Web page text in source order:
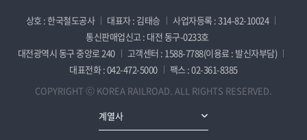
상호 : 한국철도공사 대표자 : 김태승
사업자등록 : 314-82-10024
통신판매업신고 : 대전 동구-0233호
대전광역시 동구 중앙로 240
고객센터 : 1588-7788(이용료 : 발신자부담)
대표전화 : 042-472-5000
팩스 : 02-361-8385
COPYRIGHT ⓒ KOREA RAILROAD. ALL RIGHTS RESERVED.
계열사